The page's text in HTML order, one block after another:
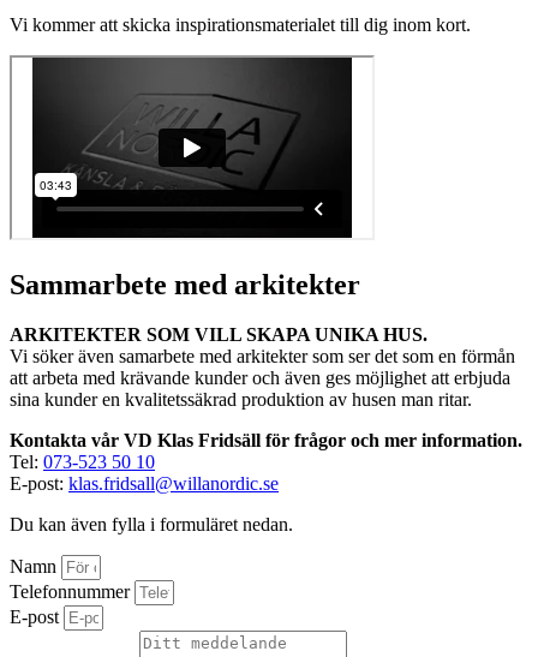
Vi kommer att skicka inspirationsmaterialet till dig inom kort.
Sammarbete med arkitekter
ARKITEKTER SOM VILL SKAPA UNIKA HUS.
Vi söker även samarbete med arkitekter som ser det som en förmån
att arbeta med krävande kunder och även ges möjlighet att erbjuda
sina kunder en kvalitetssäkrad produktion av husen man ritar.
Kontakta vår VD Klas Fridsäll för frågor och mer information.
Tel: 073-523 50 10
E-post: klas.fridsall@willanordic.se
Du kan även fylla i formuläret nedan.
Namn
Telefonnummer
E-post